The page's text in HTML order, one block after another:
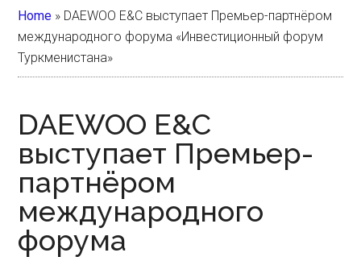
Home » DAEWOO E&C выступает Премьер-партнёром
международного форума «Инвестиционный форум
Туркменистана»
DAEWOO E&C
выступает Премьер-
партнёром
международного
форума